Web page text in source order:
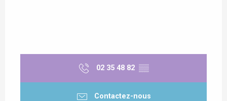
02 35 48 82 ▒▒
Contactez-nous